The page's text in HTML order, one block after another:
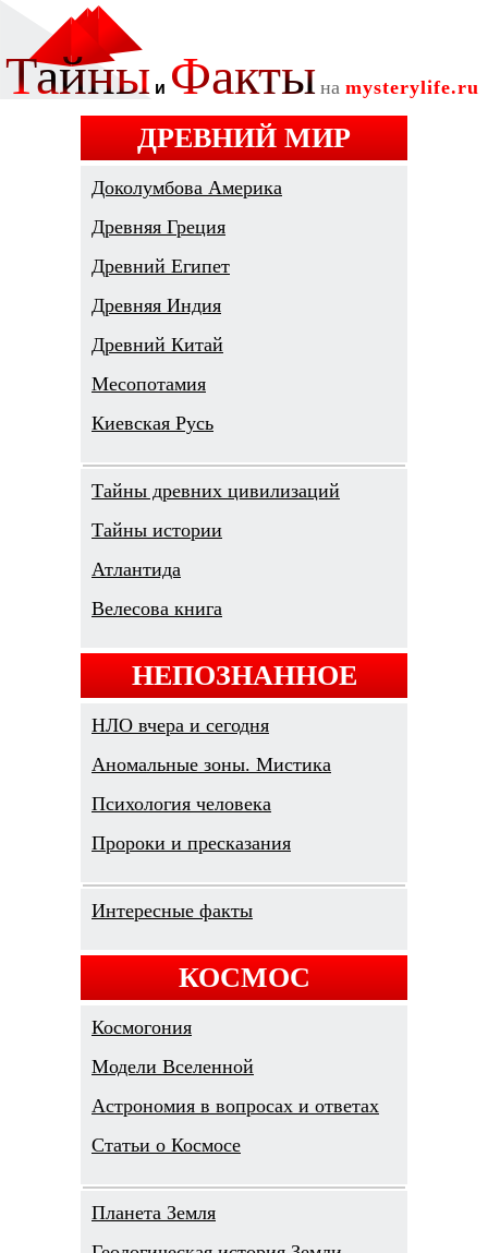
ДРЕВНИЙ МИР
Доколумбова Америка
Древняя Греция
Древний Египет
Древняя Индия
Древний Китай
Месопотамия
Киевская Русь
Тайны древних цивилизаций
Тайны истории
Атлантида
Велесова книга
НЕПОЗНАННОЕ
НЛО вчера и сегодня
Аномальные зоны. Мистика
Психология человека
Пророки и пресказания
Интересные факты
КОСМОС
Космогония
Модели Вселенной
Астрономия в вопросах и ответах
Cтатьи о Космосе
Планета Земля